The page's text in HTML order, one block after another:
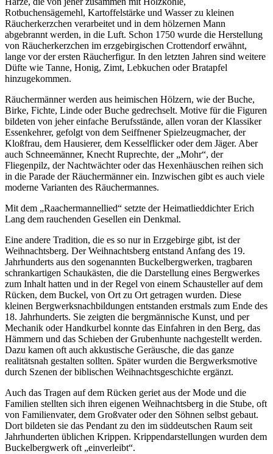
Rotbuchensägemehl, Kartoffelstärke und Wasser zu kleinen
Räucherkerzchen verarbeitet und in dem hölzernen Mann
abgebrannt werden, in die Luft. Schon 1750 wurde die Herstellung
von Räucherkerzchen im erzgebirgischen Crottendorf erwähnt,
lange vor der ersten Räucherfigur. In den letzten Jahren sind weitere
Düfte wie Tanne, Honig, Zimt, Lebkuchen oder Bratapfel
hinzugekommen.
Räuchermänner werden aus heimischen Hölzern, wie der Buche,
Birke, Fichte, Linde oder Buche gedrechselt. Motive für die Figuren
bildeten von jeher einfache Berufsstände, allen voran der Klassiker
Essenkehrer, gefolgt von dem Seiffnener Spielzeugmacher, der
Kloßfrau, dem Hausierer, dem Kesselflicker oder dem Jäger. Aber
auch Schneemänner, Knecht Ruprechte, der „Mohr“, der
Fliegenpilz, der Nachtwächter oder das Hexenhäuschen reihen sich
in die Parade der Räuchermänner ein. Inzwischen gibt es auch viele
moderne Varianten des Räuchermannes.
Mit dem „Raachermannellied“ setzte der Heimatlieddichter Erich
Lang dem rauchenden Gesellen ein Denkmal.
Eine andere Tradition, die es so nur in Erzgebirge gibt, ist der
Weihnachtsberg. Der Weihnachtsberg entstand Anfang des 19.
Jahrhunderts aus den sogenannten Buckelbergwerken, tragbaren
schrankartigen Schaukästen, die die Darstellung eines Bergwerkes
zum Inhalt hatten und in der Regel von einem Schausteller auf dem
Rücken, dem Buckel, von Ort zu Ort getragen wurden. Diese
kleinen Bergwerksnachbildungen entstanden erstmals zum Ende des
18. Jahrhunderts. Sie zeigten die bergmännische Kunst, und per
Mechanik oder Handkurbel konnte das Einfahren in den Berg, das
Hämmern und das Schieben der Grubenhunte nachgestellt werden.
Dazu kamen oft auch akkustische Geräusche, die das ganze
realitätsnah gestalten sollten. Später wurden die Bergwerksmotive
durch Szenen der biblischen Weihnachtsgeschichte ergänzt.
Auch das Tragen auf dem Rücken geriet aus der Mode und die
Familien stellten sich ihren eigenen Weihnachtsberg in die Stube, oft
von Familienvater, dem Großvater oder den Söhnen selbst gebaut.
Dort bildeten sie das Pendant zu den im süddeutschen Raum seit
Jahrhunderten üblichen Krippen. Krippendarstellungen wurden dem
Buckelbergwerk oft „einverleibt“.